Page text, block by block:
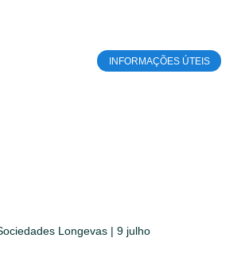
INFORMAÇÕES ÚTEIS
Longevas | 9 julho